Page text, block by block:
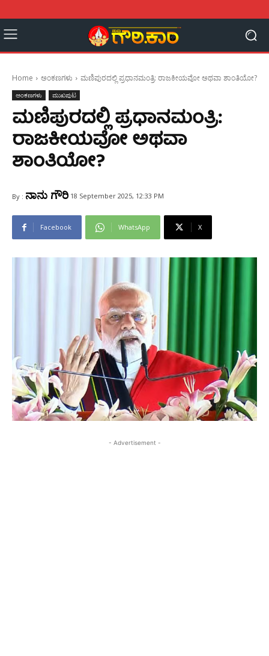
Home ಅಂಕಣಗಳು ಮಣಿಪುರದಲ್ಲಿ ಪ್ರಧಾನಮಂತ್ರಿ: ರಾಜಕೀಯವೋ ಅಥವಾ ಶಾಂತಿಯೋ?
ಅಂಕಣಗಳು ಮುಖಪುಟ
ಮಣಿಪುರದಲ್ಲಿ ಪ್ರಧಾನಮಂತ್ರಿ:
ರಾಜಕೀಯವೋ ಅಥವಾ
ಶಾಂತಿಯೋ?
By : ನಾನು ಗೌರಿ 18 September 2025, 12:33 PM
Facebook WhatsApp X
- Advertisement -